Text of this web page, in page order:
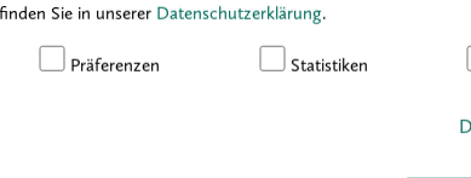
Sie in unserer Datenschutzerklärung.
Präferenzen Statistiken
Leinwand, 200 x